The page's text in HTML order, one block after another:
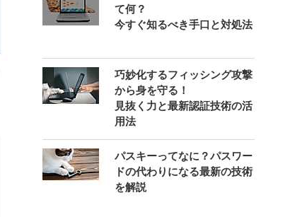
て何？
今すぐ知るべき手口と対処法
巧妙化するフィッシング攻撃
から身を守る！
見抜く力と最新認証技術の活
用法
パスキーってなに？パスワー
ドの代わりになる最新の技術
を解説